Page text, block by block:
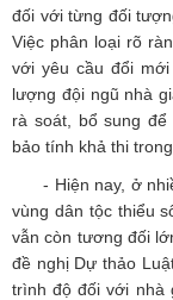
đối với từng đối
Việc phân loại rõ
với yêu cầu đổi
lượng đội ngũ nhà
rà soát, bổ sung
bảo tính khả thi
- Hiện nay, ở
vùng dân tộc thiểu
vẫn còn tương đối
đề nghị Dự thảo
trình độ đối với nhà